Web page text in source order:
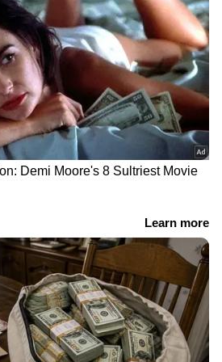
റിപ്പോർട്ടിംഗും —
സ്ഥലത്ത്. ഏത് സമയത്തും,
വാർത്തകൾ
News Malayalam